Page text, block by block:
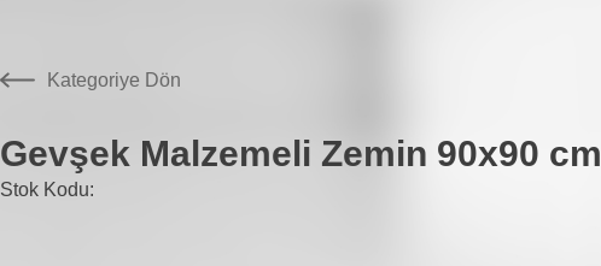
Kategoriye Dön
Gevşek Malzemeli Zemin 90x90 cm
Stok Kodu: